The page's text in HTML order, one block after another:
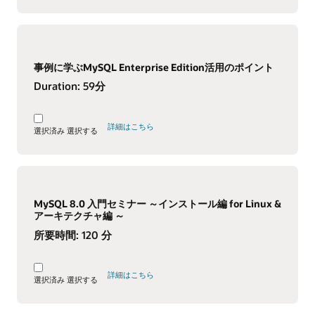
事例に学ぶMySQL Enterprise Edition活用のポイント
Duration: 59分
選択済み 選択する 詳細はこちら
MySQL 8.0 入門セミナー ～インストール編 for Linux &
アーキテクチャ編 ～
所要時間: 120 分
選択済み 選択する 詳細はこちら